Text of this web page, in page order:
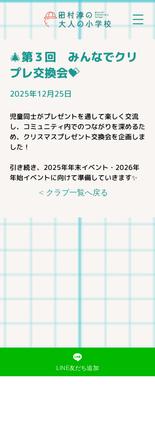
🎄第３回 みんなでクリ
プレ交換会💝
2025年12月25日
児童同士がプレゼントを通して楽しく交流
し、コミュニティ内でのつながりを深めるた
め、クリスマスプレゼント交換会を企画しま
した！
引き続き、2025年年末イベント・2026年
年始イベントに向けて準備していきます✨
< クラブ一覧へ戻る
LINE友だち追加